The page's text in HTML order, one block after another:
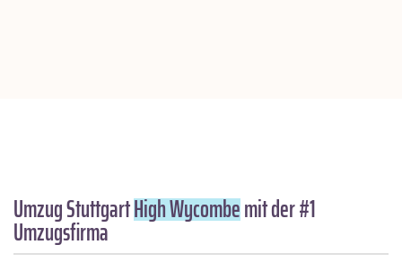
Umzug StuttgartHigh Wycombemit der #1
Umzugsfirma